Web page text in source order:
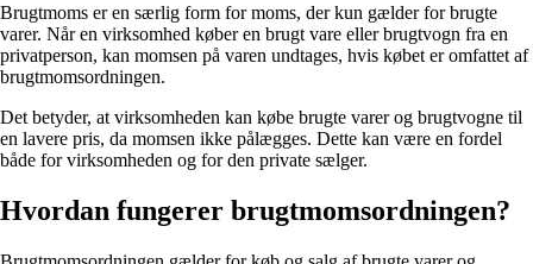
Brugtmoms er en særlig form for moms, der kun gælder for brugte
varer. Når en virksomhed køber en brugt vare eller brugtvogn fra en
privatperson, kan momsen på varen undtages, hvis købet er omfattet af
brugtmomsordningen.
Det betyder, at virksomheden kan købe brugte varer og brugtvogne til
en lavere pris, da momsen ikke pålægges. Dette kan være en fordel
både for virksomheden og for den private sælger.
Hvordan fungerer brugtmomsordningen?